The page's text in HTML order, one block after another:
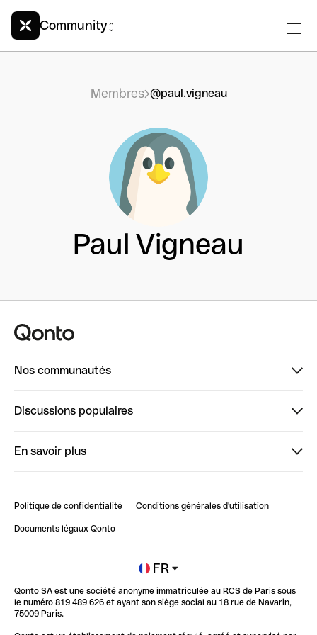
Community
Membres @paul.vigneau
Paul Vigneau
Nos communautés
ClubQonto
Discussions populaires
Impact de l'IA sur les carrières/productivité
En savoir plus
Blog
Newsroom
Glossaire finance
Politique de confidentialité Conditions générales d'utilisation
Documents légaux Qonto
FR
Qonto SA est une société anonyme immatriculée au RCS de Paris sous
le numéro 819 489 626 et ayant son siège social au 18 rue de Navarin,
75009 Paris.